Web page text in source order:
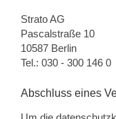
Strato AG
Pascalstraße 10
10587 Berlin
Tel.: 030 - 300 146 0
Abschluss eines